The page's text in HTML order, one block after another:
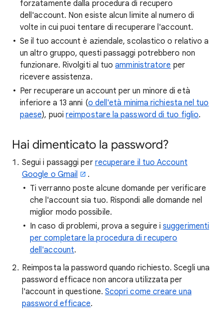
forzatamente dalla procedura di recupero
dell'account. Non esiste alcun limite al numero di
volte in cui puoi tentare di recuperare l'account.
Se il tuo account è aziendale, scolastico o relativo a
un altro gruppo, questi passaggi potrebbero non
funzionare. Rivolgiti al tuoamministratore per
ricevere assistenza.
Per recuperare un account per un minore di età
inferiore a 13 anni (o dell'età minima richiesta nel tuo
paese), puoireimpostare la password di tuo figlio.
Hai dimenticato la password?
Segui i passaggi per recuperare il tuo Account
Google o Gmail
.
Ti verranno poste alcune domande per verificare
che l'account sia tuo. Rispondi alle domande nel
miglior modo possibile.
In caso di problemi, prova a seguire isuggerimenti
per completare la procedura di recupero
dell'account.
Reimposta la password quando richiesto. Scegli una
password efficace non ancora utilizzata per
l'account in questione. Scopri come creare una
password efficace.